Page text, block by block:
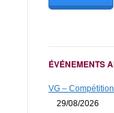
* Obligatoire
ÉVÉNEMENTS
VG –
29/08/2026